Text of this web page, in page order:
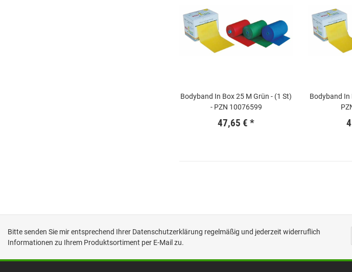
Bodyband In Box 25 M Grün - (1 St)
- PZN 10076599
47,65 € *
Bodyband In
Bitte senden Sie mir entsprechend Ihrer Datenschutzerklärung regelmäßig und jederzeit widerruflich
Informationen zu Ihrem Produktsortiment per E-Mail zu.